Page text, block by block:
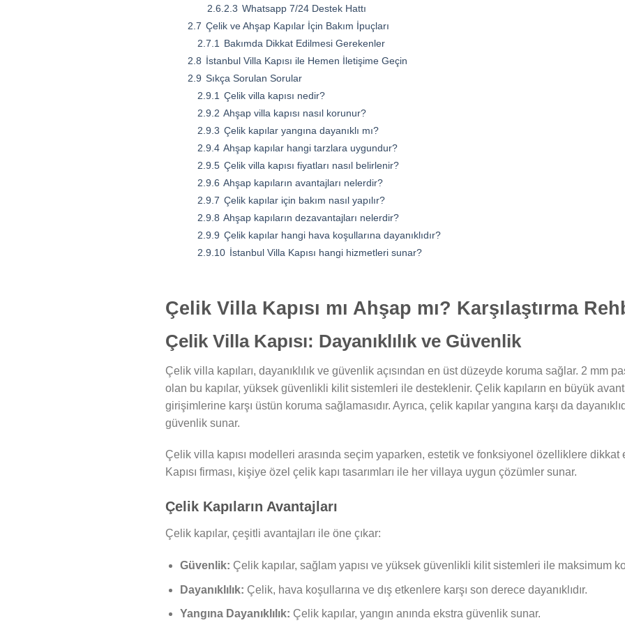
2.6.2.3 Whatsapp 7/24 Destek Hattı
2.7 Çelik ve Ahşap Kapılar İçin Bakım İpuçları
2.7.1 Bakımda Dikkat Edilmesi Gerekenler
2.8 İstanbul Villa Kapısı ile Hemen İletişime Geçin
2.9 Sıkça Sorulan Sorular
2.9.1 Çelik villa kapısı nedir?
2.9.2 Ahşap villa kapısı nasıl korunur?
2.9.3 Çelik kapılar yangına dayanıklı mı?
2.9.4 Ahşap kapılar hangi tarzlara uygundur?
2.9.5 Çelik villa kapısı fiyatları nasıl belirlenir?
2.9.6 Ahşap kapıların avantajları nelerdir?
2.9.7 Çelik kapılar için bakım nasıl yapılır?
2.9.8 Ahşap kapıların dezavantajları nelerdir?
2.9.9 Çelik kapılar hangi hava koşullarına dayanıklıdır?
2.9.10 İstanbul Villa Kapısı hangi hizmetleri sunar?
Çelik Villa Kapısı mı Ahşap mı? Karşılaştırma
Çelik Villa Kapısı: Dayanıklılık ve Güvenlik
Çelik villa kapıları, dayanıklılık ve güvenlik açısından en üst düzeyde koruma sağlar. 2 mm
olan bu kapılar, yüksek güvenlikli kilit sistemleri ile desteklenir. Çelik kapıların en büyük
girişimlerine karşı üstün koruma sağlamasıdır. Ayrıca, çelik kapılar yangına karşı da
güvenlik sunar.
Çelik villa kapısı modelleri arasında seçim yaparken, estetik ve fonksiyonel özelliklere
Kapısı firması, kişiye özel çelik kapı tasarımları ile her villaya uygun çözümler sunar.
Çelik Kapıların Avantajları
Çelik kapılar, çeşitli avantajları ile öne çıkar:
Güvenlik: Çelik kapılar, sağlam yapısı ve yüksek güvenlikli kilit sistemleri ile maksimum
Dayanıklılık: Çelik, hava koşullarına ve dış etkenlere karşı son derece dayanıklıdır.
Yangına Dayanıklılık: Çelik kapılar, yangın anında ekstra güvenlik sunar.